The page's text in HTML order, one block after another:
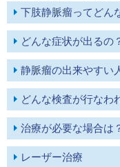
下肢静脈瘤ってどん
どんな症状が出るの
静脈瘤の出来やすい
どんな検査が行なわ
治療が必要な場合は
レーザー治療